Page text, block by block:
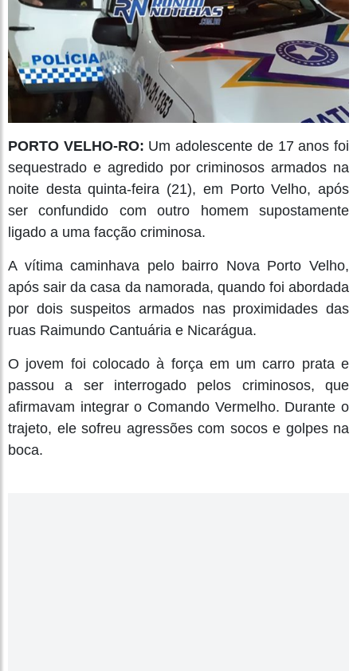
PORTO VELHO-RO: Um adolescente de 17 anos foi
sequestrado e agredido por criminosos armados na
noite desta quinta-feira (21), em Porto Velho, após
ser confundido com outro homem supostamente
ligado a uma facção criminosa.
A vítima caminhava pelo bairro Nova Porto Velho,
após sair da casa da namorada, quando foi abordada
por dois suspeitos armados nas proximidades das
ruas Raimundo Cantuária e Nicarágua.
O jovem foi colocado à força em um carro prata e
passou a ser interrogado pelos criminosos, que
afirmavam integrar o Comando Vermelho. Durante o
trajeto, ele sofreu agressões com socos e golpes na
boca.